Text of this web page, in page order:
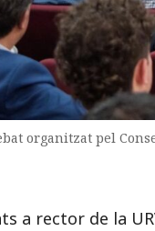
organitzat pel
a rector de la